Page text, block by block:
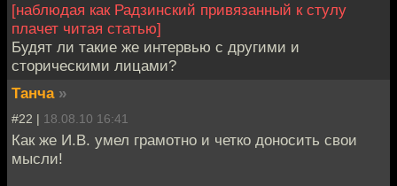
[наблюдая как Радзинский привязанный к стулу
плачет читая статью]
Будят ли такие же интервью с другими и
сторическими лицами?
Танча »
#22 | 18.08.10 16:41
Как же И.В. умел грамотно и четко доносить свои
мысли!